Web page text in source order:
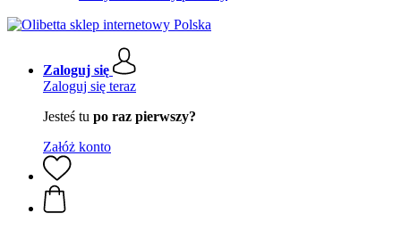
Zaloguj się
Zaloguj się teraz
Jesteś tu po raz pierwszy?
Załóż konto